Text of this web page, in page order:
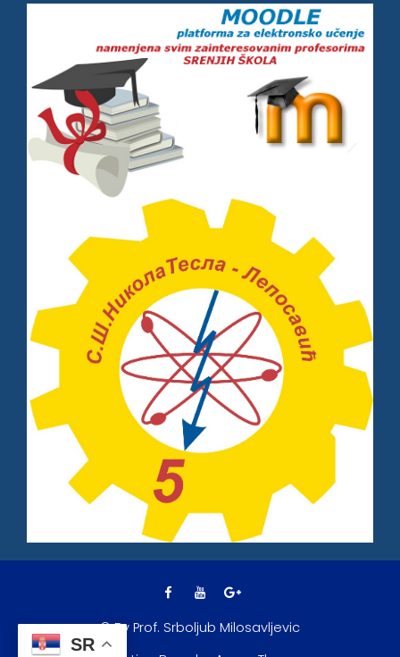
© By Prof. Srboljub Milosavljevic
SR